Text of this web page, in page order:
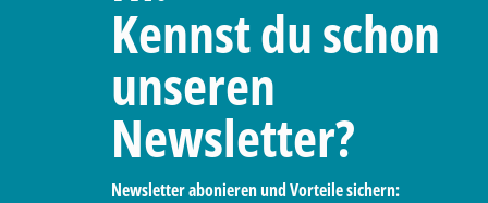
Kennst du schon
unseren
Newsletter?
Newsletter abonieren und Vorteile sichern: